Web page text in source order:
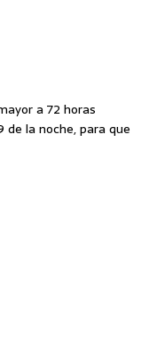
a 72 horas
la noche, para que